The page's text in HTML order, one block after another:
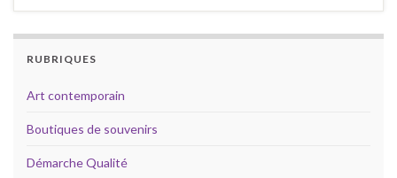
RUBRIQUES
Art contemporain
Boutiques de souvenirs
Démarche Qualité